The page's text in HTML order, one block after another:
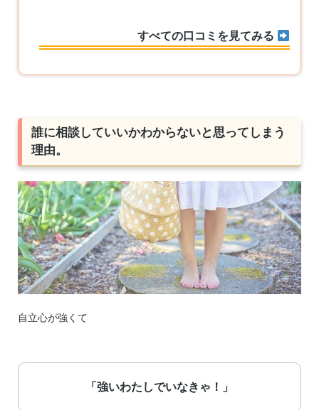
すべての口コミを見てみる
誰に相談していいかわからないと思ってしまう
理由。
自立心が強くて
「強いわたしでいなきゃ！」